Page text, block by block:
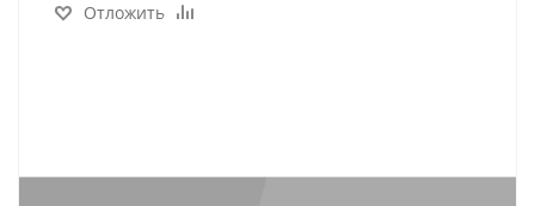
Отложить